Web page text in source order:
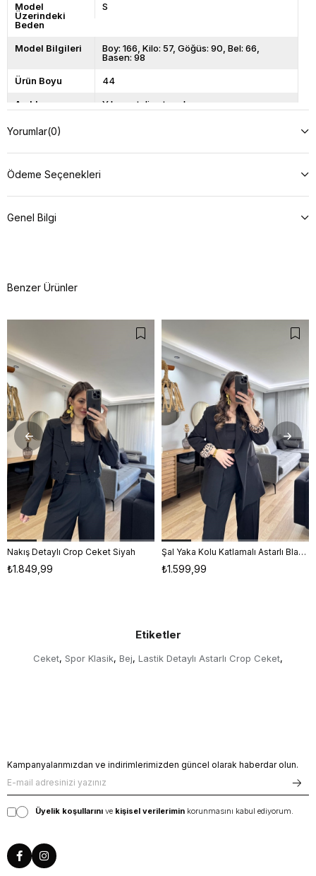
Model
Üzerindeki
Beden
S
Model Bilgileri
Boy: 166, Kilo: 57, Göğüs: 90, Bel: 66,
Basen: 98
Ürün Boyu 44
Açıklama Yıkama talimatını okuyunuz.
Yorumlar(0)
Ödeme Seçenekleri
Genel Bilgi
Benzer Ürünler
S M L
Nakış Detaylı Crop Ceket Siyah
₺1.849,99
S M L XL
Şal Yaka Kolu Katlamalı Astarlı Blazer Ceket Siyah
₺1.599,99
Etiketler
Ceket, Spor Klasik, Bej, Lastik Detaylı Astarlı Crop Ceket,
Kampanyalarımızdan ve indirimlerimizden güncel olarak haberdar olun.
Üyelik koşullarını ve kişisel verilerimin korunmasını kabul ediyorum.